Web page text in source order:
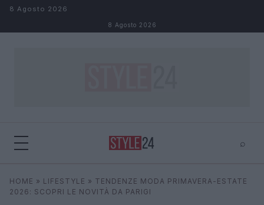
Salta al contenuto
8 Agosto 2026
8 Agosto 2026
⌕
Cerca ⌕ ×
HOME » LIFESTYLE » TENDENZE MODA PRIMAVERA-ESTATE
2026: SCOPRI LE NOVITÀ DA PARIGI